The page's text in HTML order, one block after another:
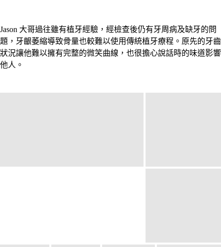
Jason 大哥過往雖有植牙經驗，經檢查後仍有牙周病及缺牙的問
題，牙齦萎縮導致骨量也較難以使用傳統植牙療程。原先的牙齒
狀況讓他難以擁有完整的微笑曲線，也很擔心說話時的味道影響
他人。